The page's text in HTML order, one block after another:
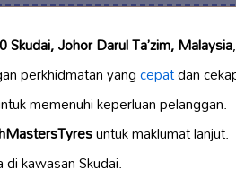
Johor Darul Ta’zim, Malaysia,
perkhidmatan yangcepatdan
memenuhi keperluan pelanggan.
untuk maklumat lanjut.
kawasan Skudai.